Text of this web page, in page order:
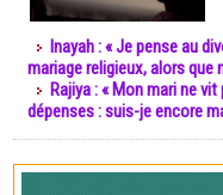
Inayah : « Je pense au
mariage religieux, alors que
Rajiya : « Mon mari ne
dépenses : suis-je encore